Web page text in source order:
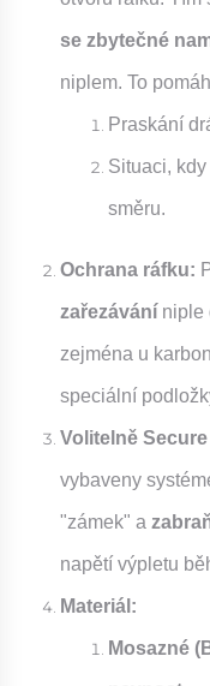
se zbytečné
niplem. To
Praskání
Situaci,
směru.
Ochrana ráfku:
zařezávání niple
zejména u
speciální
Volitelně
vybaveny
"zámek" a
napětí výpletu
Materiál:
Mosazné